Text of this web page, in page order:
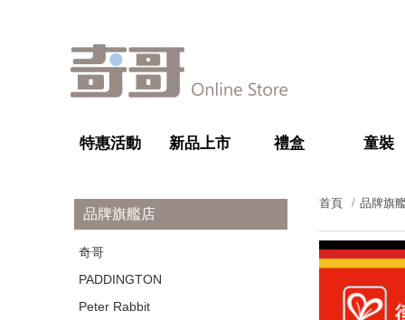
特惠活動 新品上市 禮盒 童裝
品牌旗艦店
奇哥
PADDINGTON
Peter Rabbit
首頁 品牌旗